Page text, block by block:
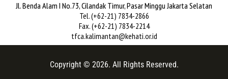
Jl. Benda Alam I No.73, Cilandak Timur, Pasar Minggu Jakarta Selatan
Tel. (+62-21) 7834-2866
Fax. (+62-21) 7834-2214
tfca.kalimantan@kehati.or.id
Copyright © 2026. All Rights Reserved.